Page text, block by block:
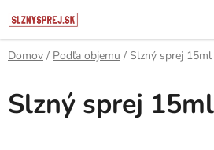
na
obsah
Domov / Podľa objemu / Slzný sprej 15ml
Slzný sprej 15ml